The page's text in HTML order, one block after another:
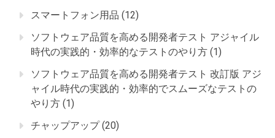
スマートフォン用品 (12)
ソフトウェア品質を高める開発者テスト アジャイル
時代の実践的・効率的なテストのやり方 (1)
ソフトウェア品質を高める開発者テスト 改訂版 アジ
ャイル時代の実践的・効率的でスムーズなテストの
やり方 (1)
チャップアップ(20)